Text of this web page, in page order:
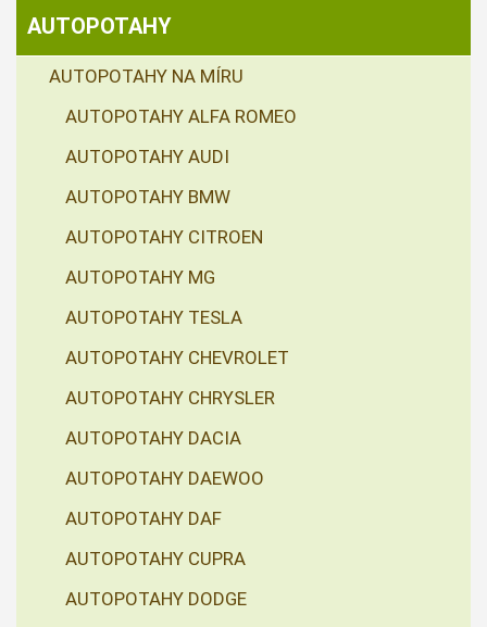
AUTOPOTAHY
AUTOPOTAHY NA MÍRU
AUTOPOTAHY ALFA ROMEO
AUTOPOTAHY AUDI
AUTOPOTAHY BMW
AUTOPOTAHY CITROEN
AUTOPOTAHY MG
AUTOPOTAHY TESLA
AUTOPOTAHY CHEVROLET
AUTOPOTAHY CHRYSLER
AUTOPOTAHY DACIA
AUTOPOTAHY DAEWOO
AUTOPOTAHY DAF
AUTOPOTAHY CUPRA
AUTOPOTAHY DODGE